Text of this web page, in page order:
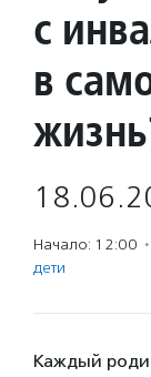
с
в
Начало: 12:00 ·
дети
Каждый